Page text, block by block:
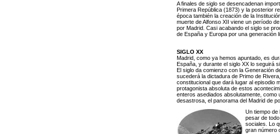
A finales de siglo se desencadenan
Primera República (1873) y la posterior
época también la creación de la
muerte de Alfonso XII viene un período
por Madrid. Casi acabando el siglo se
de España y Europa por una generación
SIGLO XX
Madrid, como ya hemos apuntado, es
España, y durante el siglo XX lo seguirá
El siglo da comienzo con la Generación
sucederá la dictadura de Primo de
constitucional que dará lugar al episodio
protagonista absoluta de estos
enteros asediados absolutamente,
desastrosa, el panorama del Madrid de
Un tiempo
pesar de
sociales. Lo
gran número